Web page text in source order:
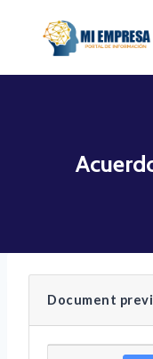
Document